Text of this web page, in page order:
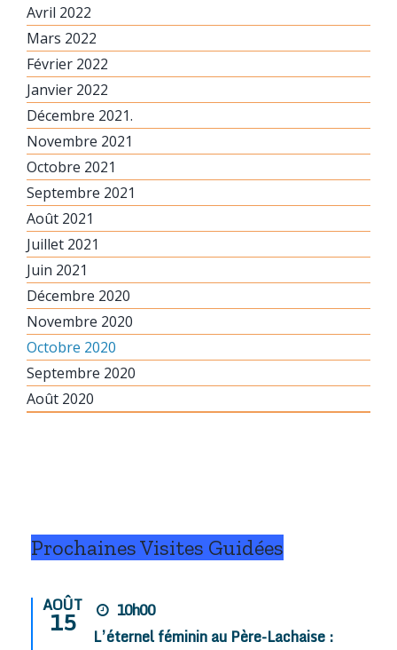
Avril 2022
Mars 2022
Février 2022
Janvier 2022
Décembre 2021.
Novembre 2021
Octobre 2021
Septembre 2021
Août 2021
Juillet 2021
Juin 2021
Décembre 2020
Novembre 2020
Octobre 2020
Septembre 2020
Août 2020
Prochaines Visites Guidées
AOÛT
15
10h00
L’éternel féminin au Père-Lachaise :